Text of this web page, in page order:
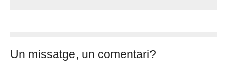
Un missatge, un comentari?